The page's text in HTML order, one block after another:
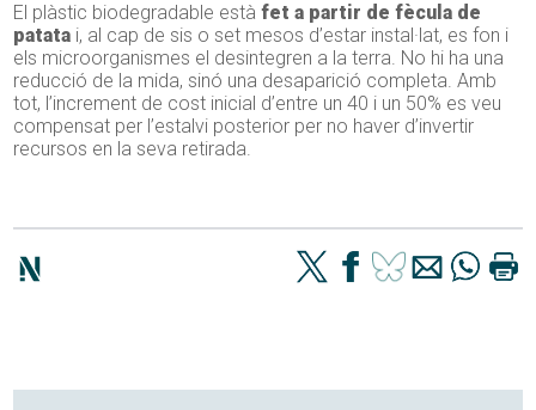
El plàstic biodegradable està fet a partir de fècula de
patata i, al cap de sis o set mesos d’estar instal·lat, es fon i
els microorganismes el desintegren a la terra. No hi ha una
reducció de la mida, sinó una desaparició completa. Amb
tot, l’increment de cost inicial d’entre un 40 i un 50% es veu
compensat per l’estalvi posterior per no haver d’invertir
recursos en la seva retirada.